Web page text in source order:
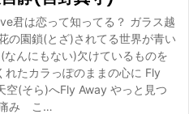
君は恋って知ってる？ ガラス越
の園鎖(とざ)されてる世界が青い
んにもない)欠けているものを
たカラっぽのままの心に Fly
空(そら)へFly Away やっと見つ
痛み こ…